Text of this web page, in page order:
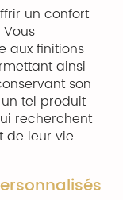
un confort
aux finitions
ainsi
son
tel produit
recherchent
de leur vie